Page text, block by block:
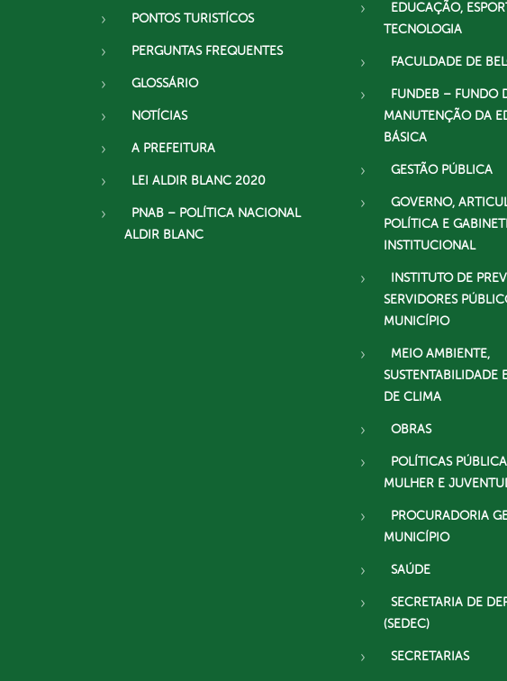
PONTOS TURISTÍCOS
PERGUNTAS FREQUENTES
GLOSSÁRIO
NOTÍCIAS
A PREFEITURA
LEI ALDIR BLANC 2020
PNAB – POLÍTICA NACIONAL
ALDIR BLANC
EDUCAÇÃO,
TECNOLOGIA
FACULDADE DE
FUNDEB – FUNDO
MANUTENÇÃO DA
BÁSICA
GESTÃO PÚBLICA
GOVERNO,
POLÍTICA E
INSTITUCIONAL
INSTITUTO DE
SERVIDORES
MUNICÍPIO
MEIO AMBIENTE,
SUSTENTABILIDADE
DE CLIMA
OBRAS
POLÍTICAS
MULHER E
PROCURADORIA
MUNICÍPIO
SAÚDE
SECRETARIA DE
(SEDEC)
SECRETARIAS